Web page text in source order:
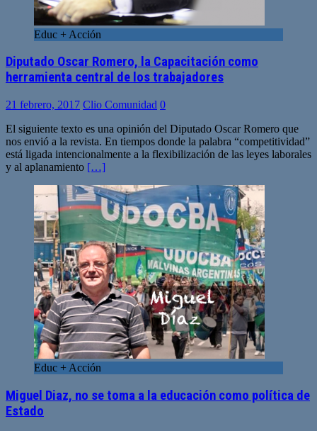
Educ + Acción
Diputado Oscar Romero, la Capacitación como
herramienta central de los trabajadores
21 febrero, 2017 Clio Comunidad 0
El siguiente texto es una opinión del Diputado Oscar Romero que
nos envió a la revista. En tiempos donde la palabra “competitividad”
está ligada intencionalmente a la flexibilización de las leyes laborales
y al aplanamiento […]
Educ + Acción
Miguel Diaz, no se toma a la educación como política de
Estado